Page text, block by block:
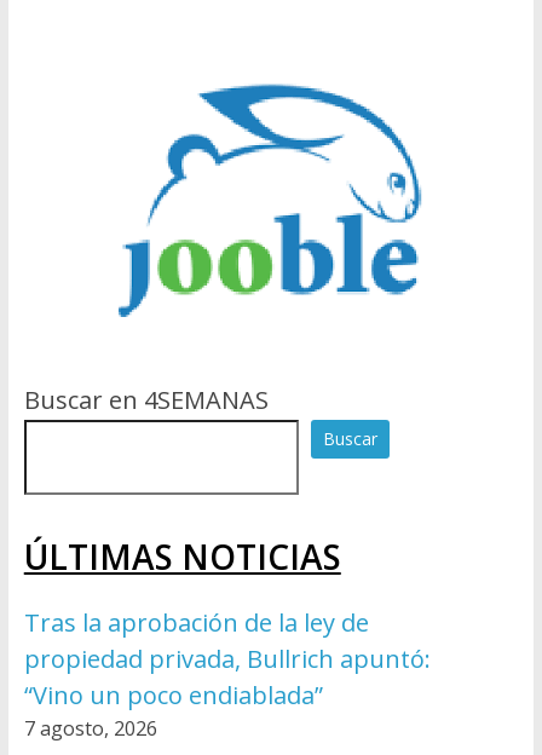
Buscar en 4SEMANAS
Buscar
ÚLTIMAS NOTICIAS
Tras la aprobación de la ley de
propiedad privada, Bullrich apuntó:
“Vino un poco endiablada”
7 agosto, 2026